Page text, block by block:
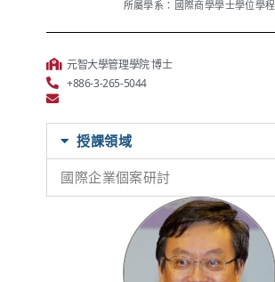
所屬學系：國際商學學士學位學程
元智大學管理學院 博士
+886-3-265-5044
授課領域
國際企業個案研討